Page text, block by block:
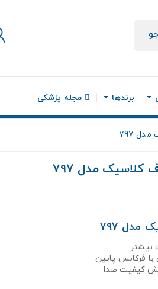
برندها مجله پزشکی
797
مدل 797
بیشتر
فرکانس پایین
کیفیت صدا